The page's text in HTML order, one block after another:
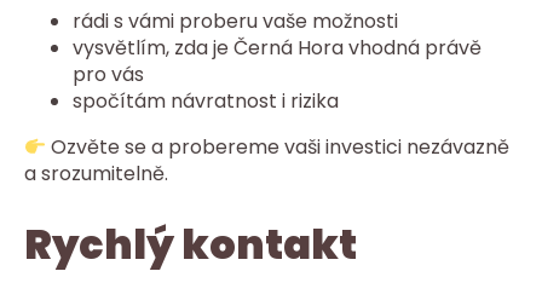
rádi s vámi proberu vaše možnosti
vysvětlím, zda je Černá Hora vhodná právě
pro vás
spočítám návratnost i rizika
Ozvěte se a probereme vaši investici nezávazně
a srozumitelně.
Rychlý kontakt